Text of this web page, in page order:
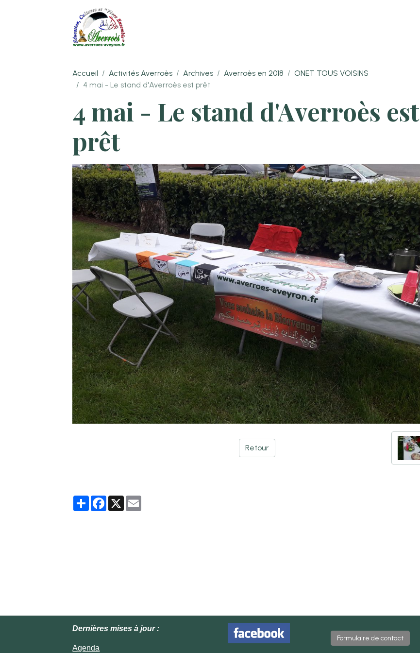
Accueil Activités Averroès Archives Averroès en 2018
ONET TOUS VOISINS
4 mai - Le stand d'Averroès est prêt
4 mai - Le stand d'Averroès est
prêt
Retour
PartagerFacebook
X
Dernières mises à jour :
Agenda
Formulaire de contact